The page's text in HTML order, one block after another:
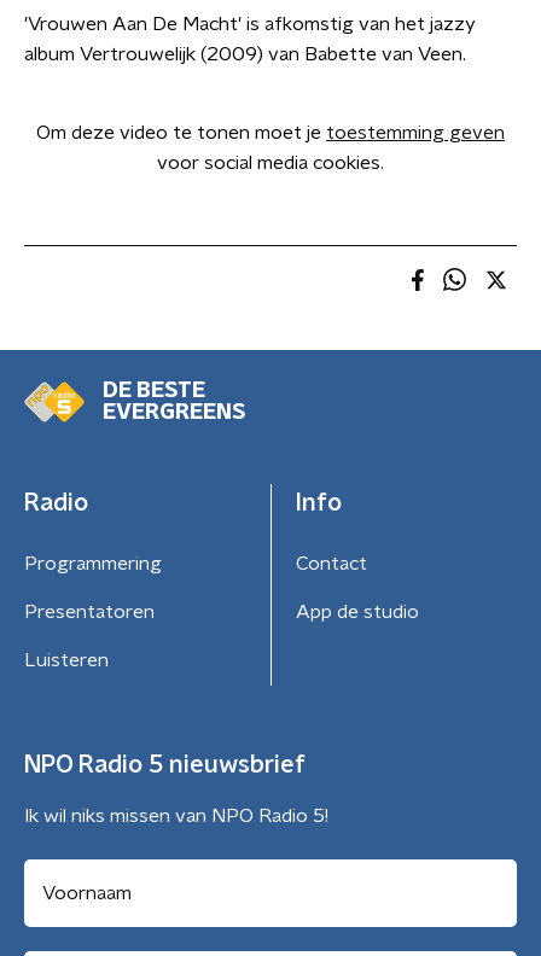
'Vrouwen Aan De Macht' is afkomstig van het jazzy
album Vertrouwelijk (2009) van Babette van Veen.
Om deze video te tonen moet je toestemming geven
voor social media cookies.
DE BESTE
EVERGREENS
Radio
Programmering
Presentatoren
Luisteren
Info
Contact
App de studio
NPO Radio 5 nieuwsbrief
Ik wil niks missen van NPO Radio 5!